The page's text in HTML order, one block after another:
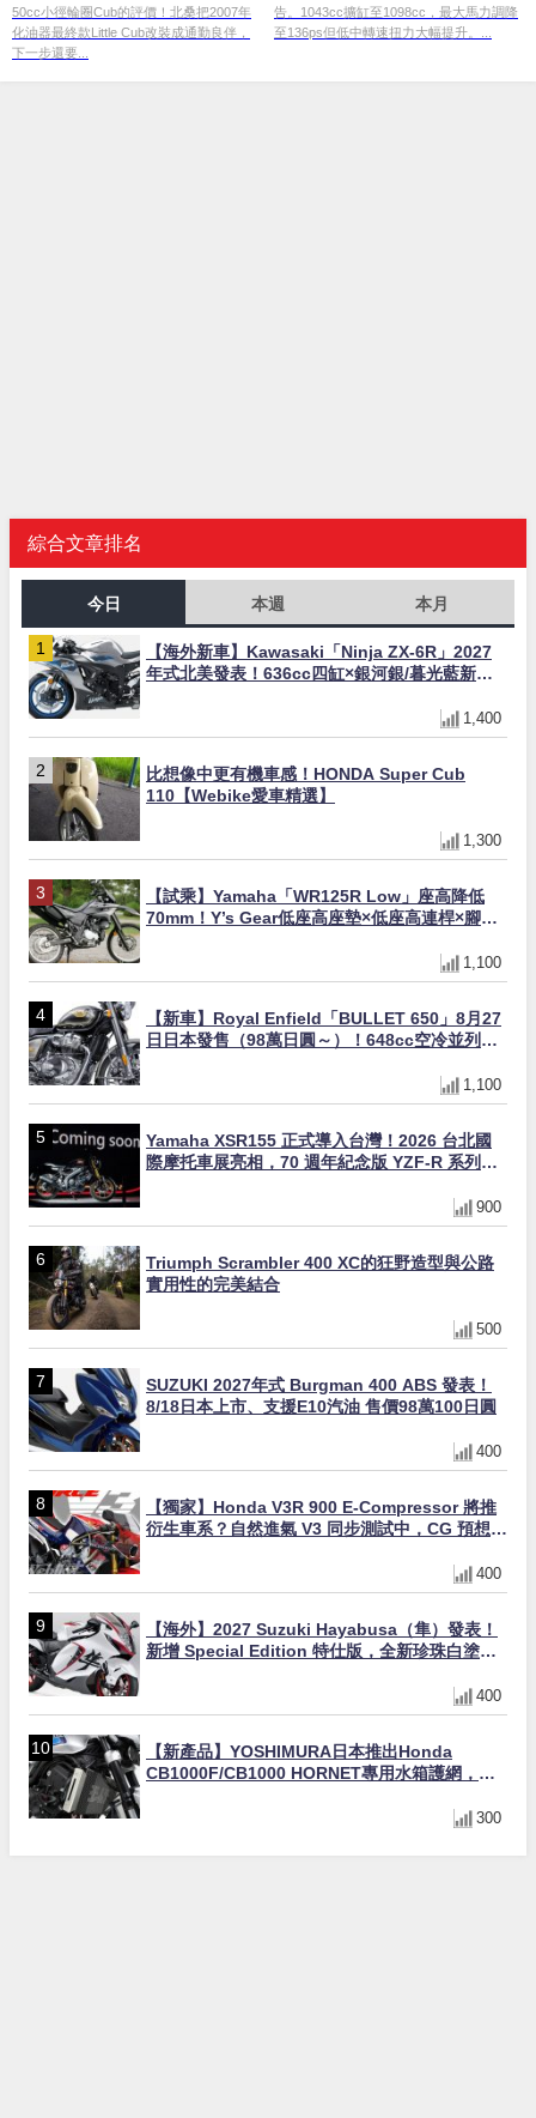
【Webike愛車精選】
50cc小徑輪圈Cub的評價！北桑把2007年
化油器最終款Little Cub改裝成通勤良伴，
下一步還要...
SUGOMI惡人面具、內藏精緻紳
士魂完整評測
告。1043cc擴缸至1098cc，最大馬力調降
至136ps但低中轉速扭力大幅提升。...
綜合文章排名
今日 本週 本月
【海外新車】Kawasaki「Ninja ZX-6R」2027
年式北美發表！636cc四缸×銀河銀/暮光藍新色
1,400
比想像中更有機車感！HONDA Super Cub
110【Webike愛車精選】
1,300
【試乘】Yamaha「WR125R Low」座高降低
70mm！Y’s Gear低座高座墊×低座高連桿×腳踏
1,100
【新車】Royal Enfield「BULLET 650」8月27
日日本發售（98萬日圓～）！648cc空冷並列雙
1,100
Yamaha XSR155 正式導入台灣！2026 台北國
際摩托車展亮相，70 週年紀念版 YZF-R 系列限
900
Triumph Scrambler 400 XC的狂野造型與公路
實用性的完美結合
500
SUZUKI 2027年式 Burgman 400 ABS 發表！
8/18日本上市、支援E10汽油 售價98萬100日圓
400
【獨家】Honda V3R 900 E-Compressor 將推
衍生車系？自然進氣 V3 同步測試中，CG 預想曝
400
【海外】2027 Suzuki Hayabusa（隼）發表！
新增 Special Edition 特仕版，全新珍珠白塗裝
400
【新產品】YOSHIMURA日本推出Honda
CB1000F/CB1000 HORNET專用水箱護網，六
300